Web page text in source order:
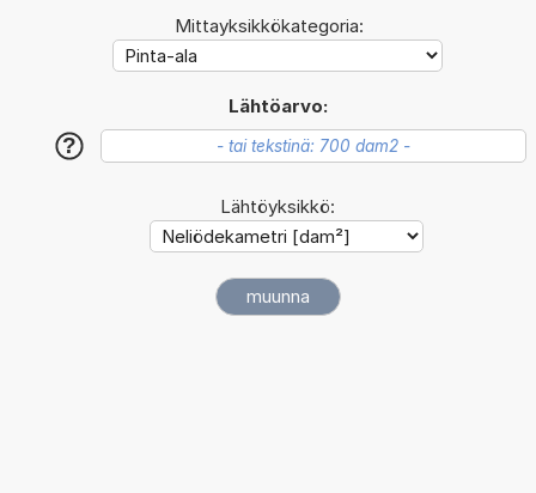
Mittayksikkökategoria:
Lähtöarvo:
?
Lähtöyksikkö: